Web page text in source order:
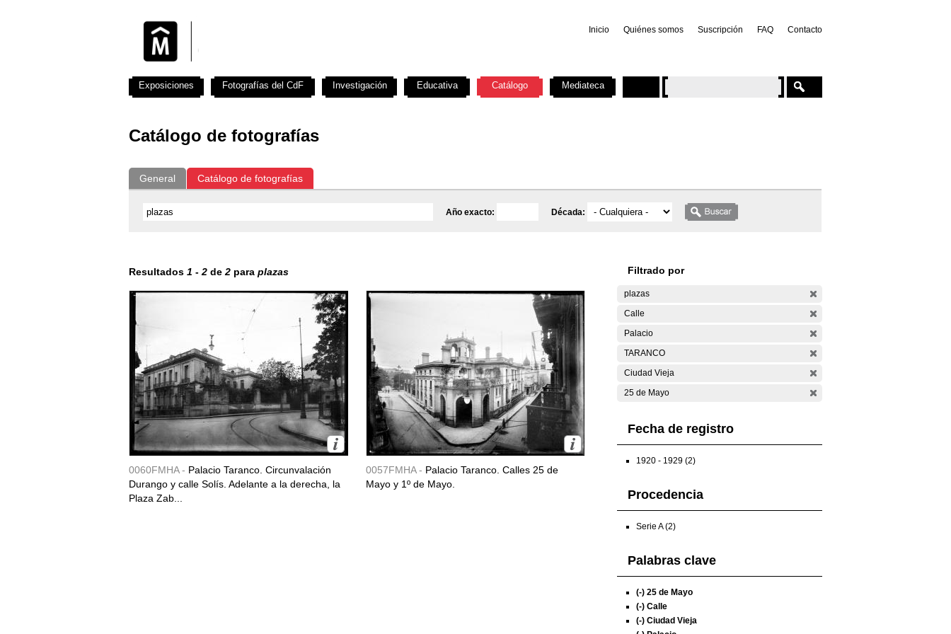
Inicio Quiénes somos Suscripción FAQ Contacto
Catálogo de fotografías
General Catálogo de fotografías
Año exacto: Década:
Resultados 1 - 2 de 2 para plazas
0060FMHA - Palacio Taranco. Circunvalación
Durango y calle Solís. Adelante a la derecha, la
Plaza Zab...
0057FMHA - Palacio Taranco. Calles 25 de
Mayo y 1º de Mayo.
Filtrado por
plazas
Calle
Palacio
TARANCO
Ciudad Vieja
25 de Mayo
Fecha de registro
1920 - 1929 (2)
Procedencia
Serie A (2)
Palabras clave
(-) 25 de Mayo
(-) Calle
(-) Ciudad Vieja
Exposiciones Fotografías del CdF Investigación Educativa Catálogo Mediateca